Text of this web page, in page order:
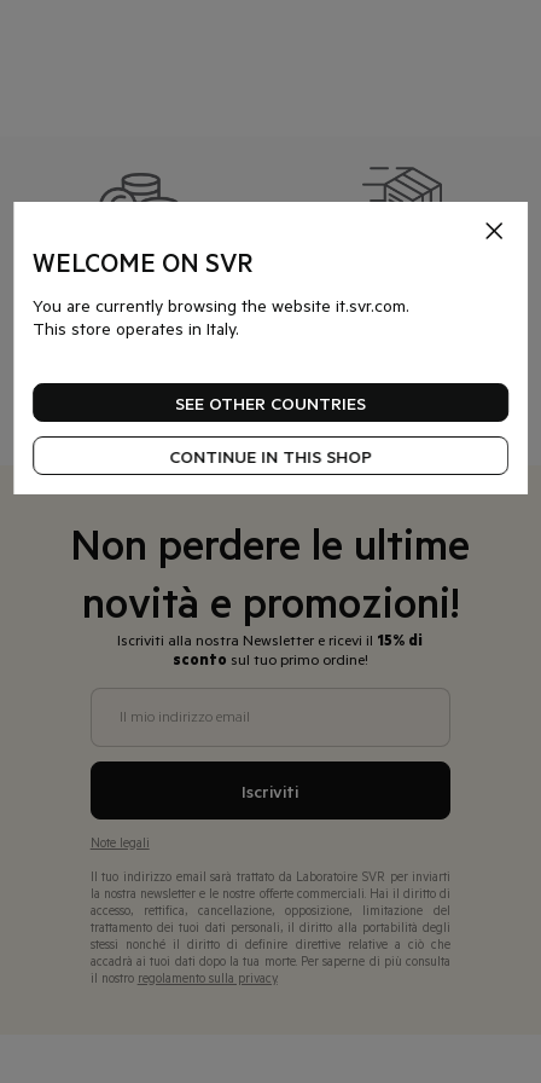
WELCOME ON SVR
You are currently browsing the website it.svr.com.
This store operates in Italy.
CONTINUE IN THIS SHOP
SEE OTHER COUNTRIES
Modalità di pagamento
Visa, Mastercard, Amex, Paypal,
3 campioni omaggio
da una selezione di prodotti
Servizio consumatori
hello@svr.com
Non perdere le ultime
novità e promozioni!
Iscriviti alla nostra Newsletter e ricevi il 15% di
sconto sul tuo primo ordine!
Il mio indirizzo email
Iscriviti
Note legali
Il tuo indirizzo email sarà trattato da Laboratoire SVR per inviarti
la nostra newsletter e le nostre offerte commerciali. Hai il diritto di
accesso, rettifica, cancellazione, opposizione, limitazione del
trattamento dei tuoi dati personali, il diritto alla portabilità degli
stessi nonché il diritto di definire direttive relative a ciò che
accadrà ai tuoi dati dopo la tua morte. Per saperne di più consulta
il nostro regolamento sulla privacy.